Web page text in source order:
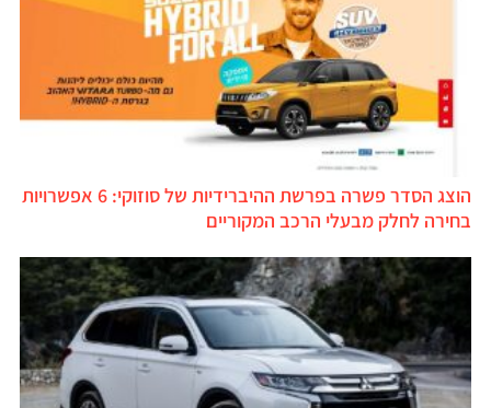
הוצג הסדר פשרה בפרשת ההיברידיות של סוזוקי: 6 אפשרויות
בחירה לחלק מבעלי הרכב המקוריים